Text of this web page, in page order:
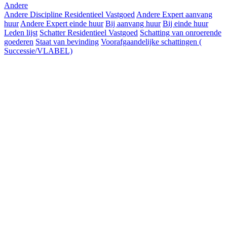
Andere
Andere Discipline Residentieel Vastgoed Andere Expert aanvang
huur Andere Expert einde huur Bij aanvang huur Bij einde huur
Leden lijst Schatter Residentieel Vastgoed Schatting van onroerende
goederen Staat van bevinding Voorafgaandelijke schattingen (
Successie/VLABEL)